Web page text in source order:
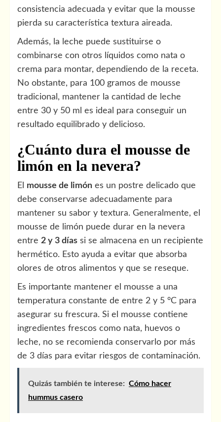
consistencia adecuada y evitar que la mousse
pierda su característica textura aireada.
Además, la leche puede sustituirse o
combinarse con otros líquidos como nata o
crema para montar, dependiendo de la receta.
No obstante, para 100 gramos de mousse
tradicional, mantener la cantidad de leche
entre 30 y 50 ml es ideal para conseguir un
resultado equilibrado y delicioso.
¿Cuánto dura el mousse de
limón en la nevera?
El mousse de limón es un postre delicado que
debe conservarse adecuadamente para
mantener su sabor y textura. Generalmente, el
mousse de limón puede durar en la nevera
entre 2 y 3 días si se almacena en un recipiente
hermético. Esto ayuda a evitar que absorba
olores de otros alimentos y que se reseque.
Es importante mantener el mousse a una
temperatura constante de entre 2 y 5 °C para
asegurar su frescura. Si el mousse contiene
ingredientes frescos como nata, huevos o
leche, no se recomienda conservarlo por más
de 3 días para evitar riesgos de contaminación.
Quizás también te interese: Cómo hacer
hummus casero